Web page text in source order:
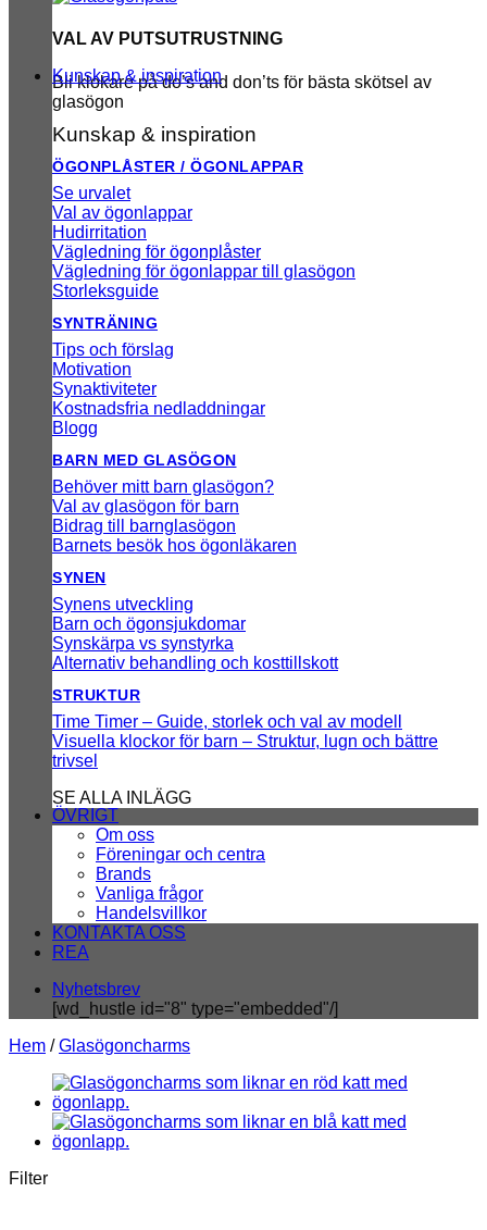
VAL AV PUTSUTRUSTNING
Bli klokare på do’s and don’ts för bästa skötsel av
glasögon
Kunskap & inspiration
Kunskap & inspiration
ÖGONPLÅSTER / ÖGONLAPPAR
Se urvalet
Val av ögonlappar
Hudirritation
Vägledning för ögonplåster
Vägledning för ögonlappar till glasögon
Storleksguide
SYNTRÄNING
Tips och förslag
Motivation
Synaktiviteter
Kostnadsfria nedladdningar
Blogg
BARN MED GLASÖGON
Behöver mitt barn glasögon?
Val av glasögon för barn
Bidrag till barnglasögon
Barnets besök hos ögonläkaren
SYNEN
Synens utveckling
Barn och ögonsjukdomar
Synskärpa vs synstyrka
Alternativ behandling och kosttillskott
STRUKTUR
Time Timer – Guide, storlek och val av modell
Visuella klockor för barn – Struktur, lugn och bättre
trivsel
SE ALLA INLÄGG
ÖVRIGT
Om oss
Föreningar och centra
Brands
Vanliga frågor
Handelsvillkor
KONTAKTA OSS
REA
Nyhetsbrev
[wd_hustle id="8" type="embedded"/]
Hem / Glasögoncharms
Filter